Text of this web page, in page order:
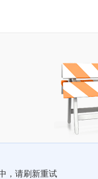
，请刷新重试